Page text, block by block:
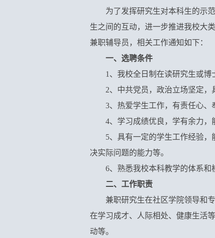
为了发挥研究生对本科生的示
生之间的互动，进一步推进我校大
兼职辅导员，相关工作通知如下：
一、选聘条件
1 、我校全日制在读研究生或博
2、中共党员，政治立场坚定，
3、热爱学生工作，有责任心、
4、学习成绩优良，学有余力，
5、具有一定的学生工作经验
决实际问题的能力等。
6、熟悉我校本科教学的体系和
二、工作职责
兼职研究生在社区学院领导和
在学习成才、人际相处、健康生活
动等。